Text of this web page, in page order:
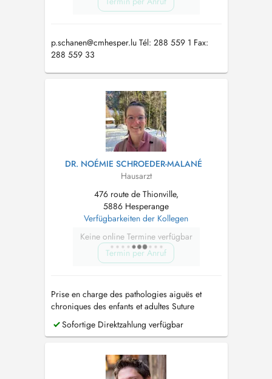
p.schanen@cmhesper.luTél: 288 559 1 Fax:
288 559 33
DR. NOÉMIE SCHROEDER-MALANÉ
Hausarzt
476 route de Thionville,
5886 Hesperange
Verfügbarkeiten der Kollegen
Keine online Termine verfügbar
Termin per Anruf
Prise en charge des pathologies aiguës et
chroniques des enfants et adultes Suture
Sofortige Direktzahlung verfügbar